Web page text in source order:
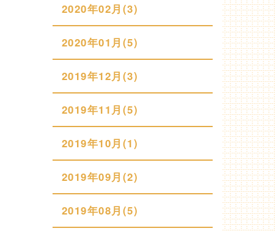
2020年02月(3)
2020年01月(5)
2019年12月(3)
2019年11月(5)
2019年10月(1)
2019年09月(2)
2019年08月(5)